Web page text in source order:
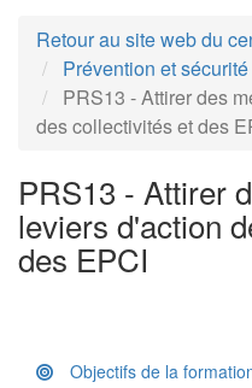
Retour au site web du
Prévention et sécurité
PRS13 - Attirer des
des collectivités et des
PRS13 - Attirer
leviers d'action
des EPCI
Objectifs de la